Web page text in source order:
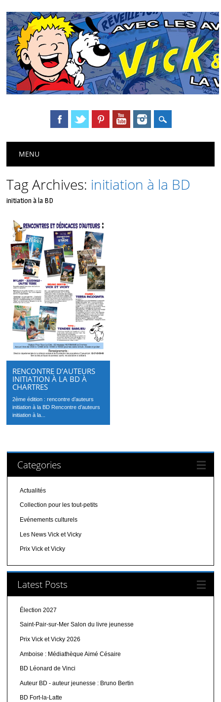
Main menu
MENU
Tag Archives: initiation à la BD
initiation à la BD
RENCONTRE D’AUTEURS
INITIATION À LA BD À
CHARTRES
2ème édition : rencontre d’auteurs
initiation à la BD Rencontre d’auteurs
initiation à la...
Categories
Actualités
Collection pour les tout-petits
Evénements culturels
Les News Vick et Vicky
Prix Vick et Vicky
Latest Posts
Élection 2027
Saint-Pair-sur-Mer Salon du livre jeunesse
Prix Vick et Vicky 2026
Amboise : Médiathèque Aimé Césaire
BD Léonard de Vinci
Auteur BD - auteur jeunesse : Bruno Bertin
BD Fort-la-Latte